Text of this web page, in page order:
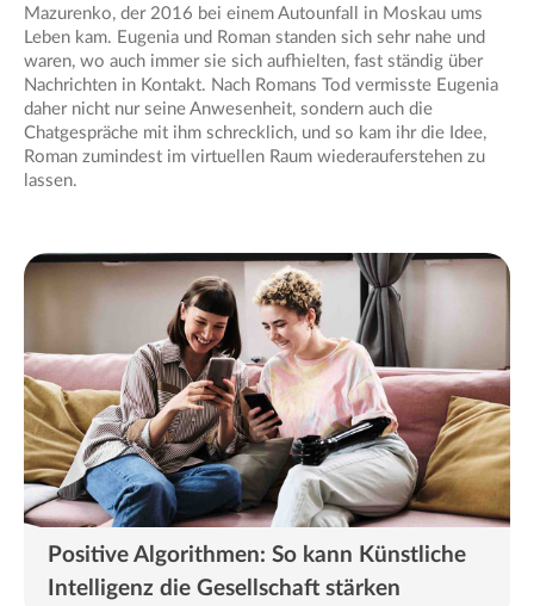
Mazurenko, der 2016 bei einem Autounfall in Moskau ums
Leben kam. Eugenia und Roman standen sich sehr nahe und
waren, wo auch immer sie sich aufhielten, fast ständig über
Nachrichten in Kontakt. Nach Romans Tod vermisste Eugenia
daher nicht nur seine Anwesenheit, sondern auch die
Chatgespräche mit ihm schrecklich, und so kam ihr die Idee,
Roman zumindest im virtuellen Raum wiederauferstehen zu
lassen.
Positive Algorithmen: So kann Künstliche
Intelligenz die Gesellschaft stärken